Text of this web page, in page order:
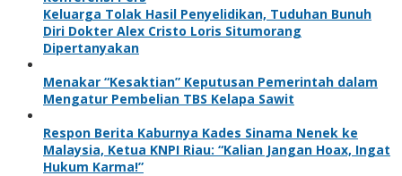
Keluarga Tolak Hasil Penyelidikan, Tuduhan Bunuh
Diri Dokter Alex Cristo Loris Situmorang
Dipertanyakan
Menakar “Kesaktian” Keputusan Pemerintah dalam
Mengatur Pembelian TBS Kelapa Sawit
Respon Berita Kaburnya Kades Sinama Nenek ke
Malaysia, Ketua KNPI Riau: “Kalian Jangan Hoax, Ingat
Hukum Karma!”